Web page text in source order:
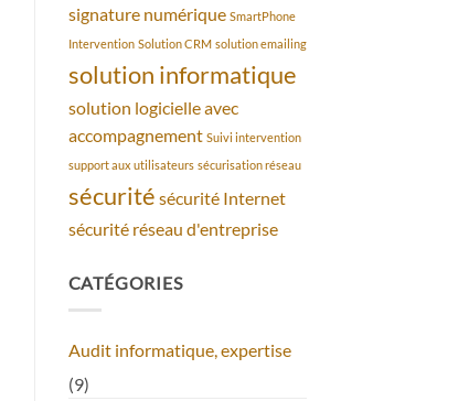
signature numérique SmartPhone
Intervention Solution CRM solution emailing
solution informatique
solution logicielle avec
accompagnement Suivi intervention
support aux utilisateurs sécurisation réseau
sécurité sécurité Internet
sécurité réseau d'entreprise
CATÉGORIES
Audit informatique, expertise
(9)